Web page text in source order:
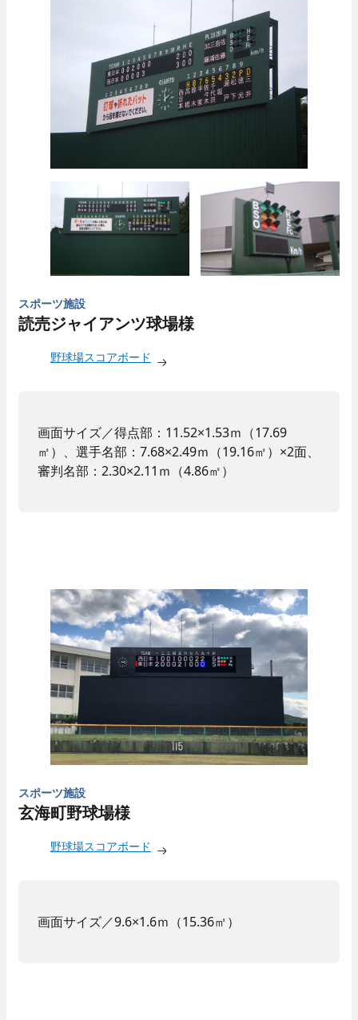
スポーツ施設
読売ジャイアンツ球場様
野球場スコアボード
画面サイズ／得点部：11.52×1.53ｍ（17.69
㎡）、選手名部：7.68×2.49ｍ（19.16㎡）×2面、
審判名部：2.30×2.11ｍ（4.86㎡）
スポーツ施設
玄海町野球場様
野球場スコアボード
画面サイズ／9.6×1.6ｍ（15.36㎡）